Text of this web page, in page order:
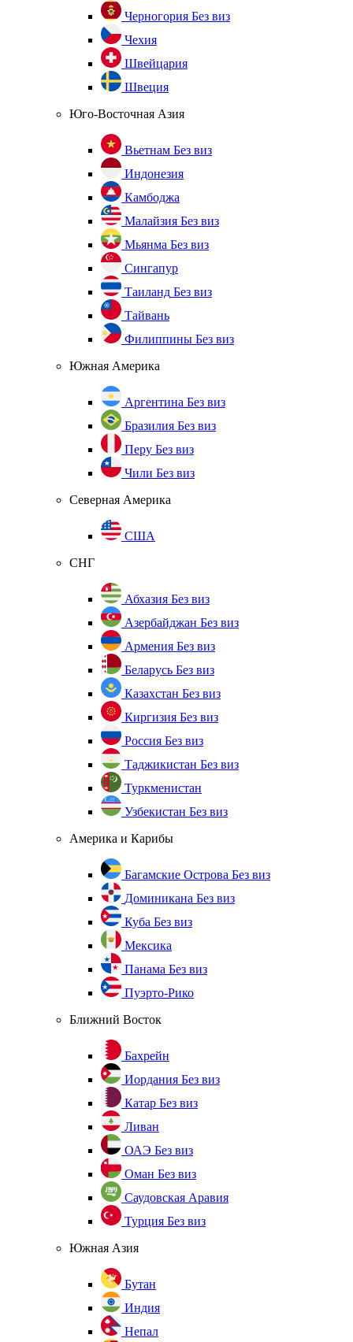
Черногория Без виз
Чехия
Швейцария
Швеция
Юго-Восточная Азия
Вьетнам Без виз
Индонезия
Камбоджа
Малайзия Без виз
Мьянма Без виз
Сингапур
Таиланд Без виз
Тайвань
Филиппины Без виз
Южная Америка
Аргентина Без виз
Бразилия Без виз
Перу Без виз
Чили Без виз
Северная Америка
США
СНГ
Абхазия Без виз
Азербайджан Без виз
Армения Без виз
Беларусь Без виз
Казахстан Без виз
Киргизия Без виз
Россия Без виз
Таджикистан Без виз
Туркменистан
Узбекистан Без виз
Америка и Карибы
Багамские Острова Без виз
Доминикана Без виз
Куба Без виз
Мексика
Панама Без виз
Пуэрто-Рико
Ближний Восток
Бахрейн
Иордания Без виз
Катар Без виз
Ливан
ОАЭ Без виз
Оман Без виз
Саудовская Аравия
Турция Без виз
Южная Азия
Бутан
Индия
Непал